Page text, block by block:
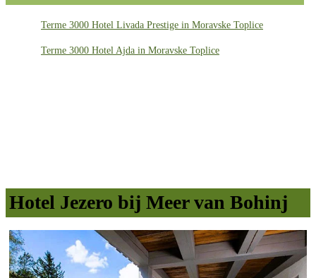
Terme 3000 Hotel Livada Prestige in Moravske Toplice
Terme 3000 Hotel Ajda in Moravske Toplice
Hotel Jezero bij Meer van Bohinj